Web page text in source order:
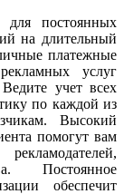
постоянных
на длительный
платежные
услуг
учет всех
по каждой из
Высокий
помогут вам
Постоянное
обеспечит